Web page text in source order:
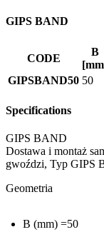
GIPS BAND
CODE
B
GIPSBAND50 50
Specifications
GIPS BAND
Dostawa i montaż
gwoździ, Typ GIPS
Geometria
B (mm) =50